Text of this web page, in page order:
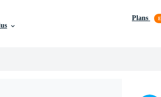
Plans